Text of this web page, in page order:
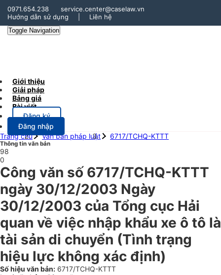
0971.654.238
service.center@caselaw.vn
Hướng dẫn sử dụng
Liên hệ
Toggle Navigation
Giới thiệu
Giải pháp
Bảng giá
Bài viết
Đăng ký
Đăng nhập
Trang chủ
Văn bản pháp luật 6717/TCHQ-KTTT
Thông tin văn bản
98
0
Công văn số 6717/TCHQ-KTTT
ngày 30/12/2003 Ngày
30/12/2003 của Tổng cục Hải
quan về việc nhập khẩu xe ô tô là
tài sản di chuyển (Tình trạng
hiệu lực không xác định)
Số hiệu văn bản: 6717/TCHQ-KTTT